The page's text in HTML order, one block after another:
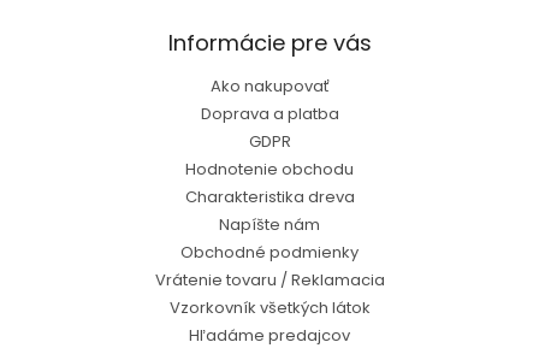
Informácie pre vás
Ako nakupovať
Doprava a platba
GDPR
Hodnotenie obchodu
Charakteristika dreva
Napíšte nám
Obchodné podmienky
Vrátenie tovaru / Reklamacia
Vzorkovník všetkých látok
Hľadáme predajcov